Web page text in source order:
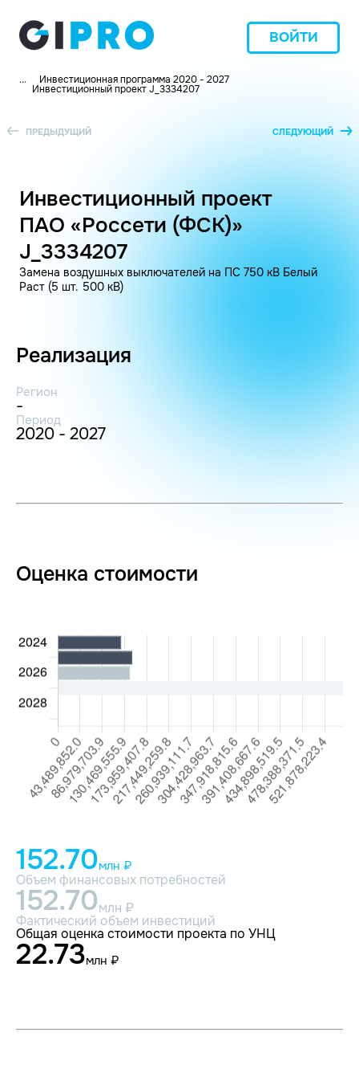
ВОЙТИ
... Инвестиционная программа 2020 - 2027
Инвестиционный проект J_3334207
ПРЕДЫДУЩИЙ СЛЕДУЮЩИЙ
Инвестиционный проект
ПАО «Россети (ФСК)»
J_3334207
Замена воздушных выключателей на ПС 750 кВ Белый
Раст (5 шт. 500 кВ)
Реализация
Регион
-
Период
2020 - 2027
Оценка стоимости
152.70млн ₽
Объем финансовых потребностей
152.70млн ₽
Фактический объем инвестиций
Общая оценка стоимости проекта по УНЦ
22.73млн ₽